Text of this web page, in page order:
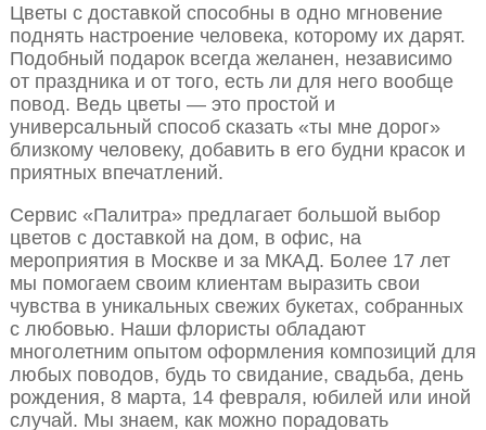
Цветы с доставкой способны в одно мгновение
поднять настроение человека, которому их дарят.
Подобный подарок всегда желанен, независимо
от праздника и от того, есть ли для него вообще
повод. Ведь цветы — это простой и
универсальный способ сказать «ты мне дорог»
близкому человеку, добавить в его будни красок и
приятных впечатлений.
Сервис «Палитра» предлагает большой выбор
цветов с доставкой на дом, в офис, на
мероприятия в Москве и за МКАД. Более 17 лет
мы помогаем своим клиентам выразить свои
чувства в уникальных свежих букетах, собранных
с любовью. Наши флористы обладают
многолетним опытом оформления композиций для
любых поводов, будь то свидание, свадьба, день
рождения, 8 марта, 14 февраля, юбилей или иной
случай. Мы знаем, как можно порадовать